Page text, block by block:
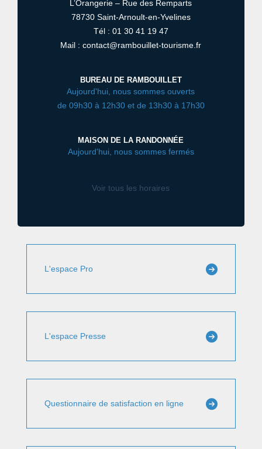
L’Orangerie – Rue des Remparts
78730 Saint-Arnoult-en-Yvelines
Tél : 01 30 41 19 47
Mail : contact@rambouillet-tourisme.fr
BUREAU DE RAMBOUILLET
Aujourd'hui, nous sommes ouverts
de 09h30 à 12h30 et de 13h30 à 17h30
MAISON DE LA RANDONNÉE
Aujourd'hui, nous sommes fermés
Voir tous les horaires
L'espace Pro
L'espace Presse
Questionnaire de satisfaction en ligne